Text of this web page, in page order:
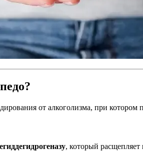
от алкоголизма, при котором
, который расщепляет